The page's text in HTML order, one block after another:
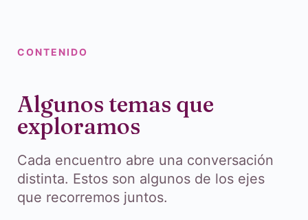
CONTENIDO
Algunos temas que
exploramos
Cada encuentro abre una conversación
distinta. Estos son algunos de los ejes
que recorremos juntos.